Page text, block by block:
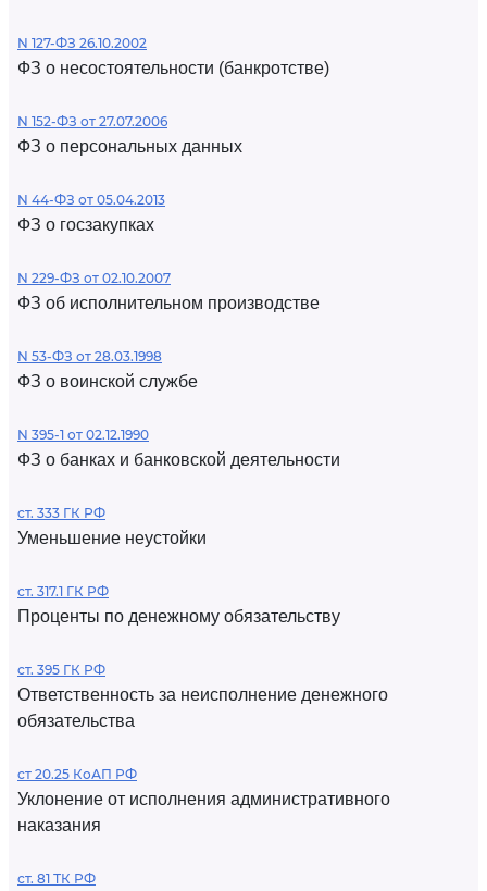
N 127-ФЗ 26.10.2002
ФЗ о несостоятельности (банкротстве)
N 152-ФЗ от 27.07.2006
ФЗ о персональных данных
N 44-ФЗ от 05.04.2013
ФЗ о госзакупках
N 229-ФЗ от 02.10.2007
ФЗ об исполнительном производстве
N 53-ФЗ от 28.03.1998
ФЗ о воинской службе
N 395-1 от 02.12.1990
ФЗ о банках и банковской деятельности
ст. 333 ГК РФ
Уменьшение неустойки
ст. 317.1 ГК РФ
Проценты по денежному обязательству
ст. 395 ГК РФ
Ответственность за неисполнение денежного
обязательства
ст 20.25 КоАП РФ
Уклонение от исполнения административного
наказания
ст. 81 ТК РФ